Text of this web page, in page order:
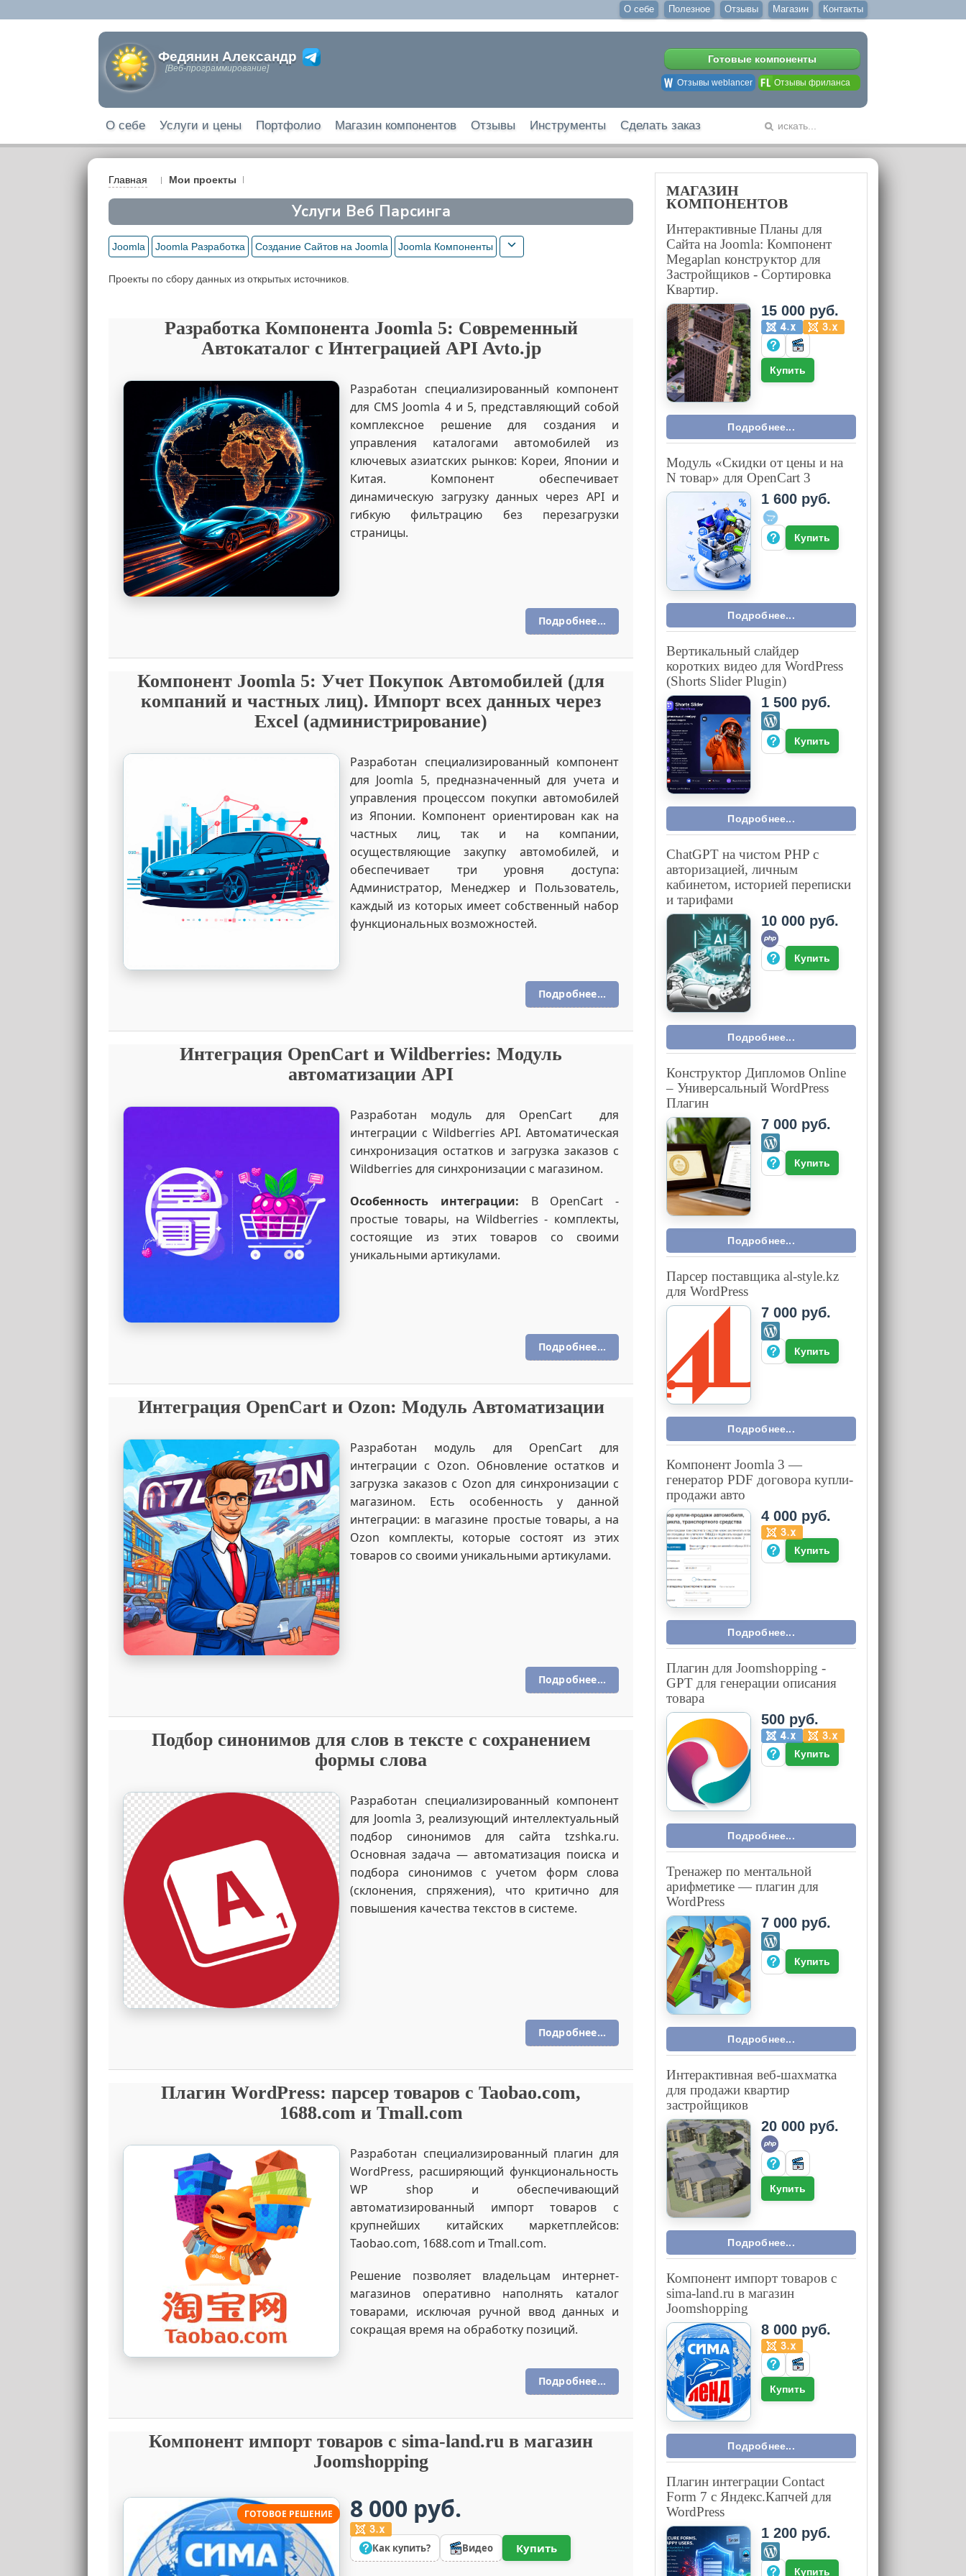
О себе Полезное Отзывы Магазин Контакты
Федянин Александр
[Веб-программирование]
Готовые компоненты
Отзывы weblancer Отзывы фриланса
О себе Услуги и цены Портфолио Магазин компонентов Отзывы Инструменты Сделать заказ
Главная Мои проекты
Услуги Веб Парсинга
Joomla Joomla Разработка Создание Сайтов на Joomla Joomla Компоненты
Проекты по сбору данных из открытых источников.
Разработка Компонента Joomla 5: Современный
Автокаталог с Интеграцией API Avto.jp
Разработан специализированный компонент
для CMS Joomla 4 и 5, представляющий собой
комплексное решение для создания и
управления каталогами автомобилей из
ключевых азиатских рынков: Кореи, Японии и
Китая. Компонент обеспечивает
динамическую загрузку данных через API и
гибкую фильтрацию без перезагрузки
страницы.
Подробнее...
Компонент Joomla 5: Учет Покупок Автомобилей (для
компаний и частных лиц). Импорт всех данных через
Excel (администрирование)
Разработан специализированный компонент
для Joomla 5, предназначенный для учета и
управления процессом покупки автомобилей
из Японии. Компонент ориентирован как на
частных лиц, так и на компании,
осуществляющие закупку автомобилей, и
обеспечивает три уровня доступа:
Администратор, Менеджер и Пользователь,
каждый из которых имеет собственный набор
функциональных возможностей.
Подробнее...
Интеграция OpenCart и Wildberries: Модуль
автоматизации API
Разработан модуль для OpenCart для
интеграции с Wildberries API. Автоматическая
синхронизация остатков и загрузка заказов с
Wildberries для синхронизации с магазином.
Особенность интеграции: В OpenCart -
простые товары, на Wildberries - комплекты,
состоящие из этих товаров со своими
уникальными артикулами.
Подробнее...
Интеграция OpenCart и Ozon: Модуль Автоматизации
Разработан модуль для OpenCart для
интеграции с Ozon. Обновление остатков и
загрузка заказов с Ozon для синхронизации с
магазином. Есть особенность у данной
интеграции: в магазине простые товары, а на
Ozon комплекты, которые состоят из этих
товаров со своими уникальными артикулами.
Подробнее...
Подбор синонимов для слов в тексте с сохранением
формы слова
Разработан специализированный компонент
для Joomla 3, реализующий интеллектуальный
подбор синонимов для сайта tzshka.ru.
Основная задача — автоматизация поиска и
подбора синонимов с учетом форм слова
(склонения, спряжения), что критично для
повышения качества текстов в системе.
Подробнее...
Плагин WordPress: парсер товаров с Taobao.com,
1688.com и Tmall.com
Разработан специализированный плагин для
WordPress, расширяющий функциональность
WP shop и обеспечивающий
автоматизированный импорт товаров с
крупнейших китайских маркетплейсов:
Taobao.com, 1688.com и Tmall.com.
Решение позволяет владельцам интернет-
магазинов оперативно наполнять каталог
товарами, исключая ручной ввод данных и
сокращая время на обработку позиций.
Подробнее...
Компонент импорт товаров с sima-land.ru в магазин
Joomshopping
ГОТОВОЕ РЕШЕНИЕ 8 000 руб.
Как купить? Видео Купить
МАГАЗИН
КОМПОНЕНТОВ
Интерактивные Планы для
Сайта на Joomla: Компонент
Megaplan конструктор для
Застройщиков - Сортировка
Квартир.
15 000 руб.
Купить
Подробнее...
Модуль «Скидки от цены и на
N товар» для OpenCart 3
1 600 руб.
Купить
Подробнее...
Вертикальный слайдер
коротких видео для WordPress
(Shorts Slider Plugin)
1 500 руб.
Купить
Подробнее...
ChatGPT на чистом PHP с
авторизацией, личным
кабинетом, историей переписки
и тарифами
10 000 руб.
Купить
Подробнее...
Конструктор Дипломов Online
– Универсальный WordPress
Плагин
7 000 руб.
Купить
Подробнее...
Парсер поставщика al-style.kz
для WordPress
7 000 руб.
Купить
Подробнее...
Компонент Joomla 3 —
генератор PDF договора купли-
продажи авто
4 000 руб.
Купить
Подробнее...
Плагин для Joomshopping -
GPT для генерации описания
товара
500 руб.
Купить
Подробнее...
Тренажер по ментальной
арифметике — плагин для
WordPress
7 000 руб.
Купить
Подробнее...
Интерактивная веб-шахматка
для продажи квартир
застройщиков
20 000 руб.
Купить
Подробнее...
Компонент импорт товаров с
sima-land.ru в магазин
Joomshopping
8 000 руб.
Купить
Подробнее...
Плагин интеграции Contact
Form 7 с Яндекс.Капчей для
WordPress
1 200 руб.
Купить